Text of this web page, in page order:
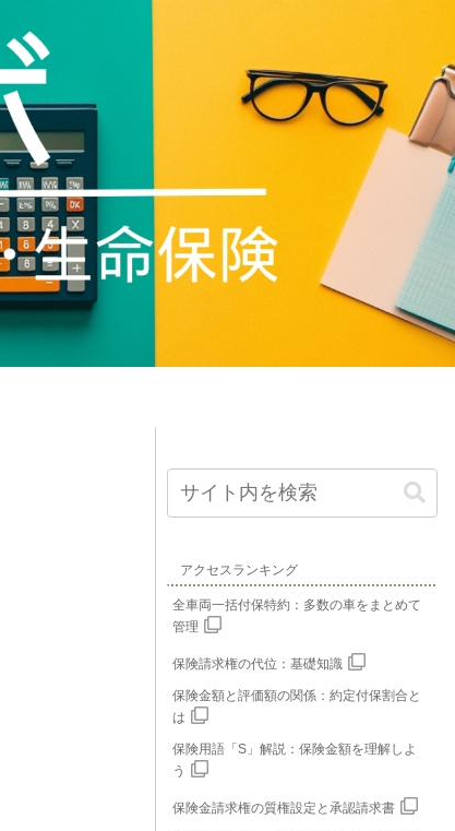
アクセスランキング
全車両一括付保特約：多数の車をまとめて
管理
保険請求権の代位：基礎知識
保険金額と評価額の関係：約定付保割合と
は
保険用語「S」解説：保険金額を理解しよ
う
保険金請求権の質権設定と承認請求書